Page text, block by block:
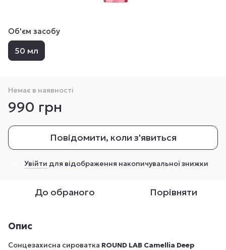
Об'єм засобу
50 мл
Немає в наявності
990 грн
Повідомити, коли з'явиться
Увійти для відображення накопичувальної знижки
До обраного Порівняти
Опис
Сонцезахисна сироватка ROUND LAB Camellia Deep